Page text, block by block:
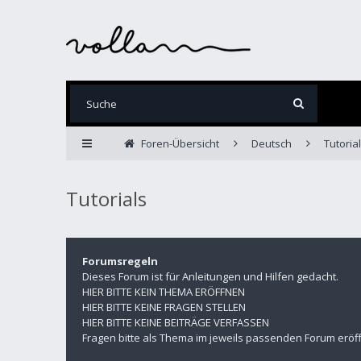
Foren-Übersicht Deutsch
Tutorials
Forumsregeln
Dieses Forum ist für Anleitungen und Hilfen gedacht.
HIER BITTE KEIN THEMA ERÖFFNEN
HIER BITTE KEINE FRAGEN STELLEN
HIER BITTE KEINE BEITRÄGE VERFASSEN
Fragen bitte als Thema im jeweils passenden Forum